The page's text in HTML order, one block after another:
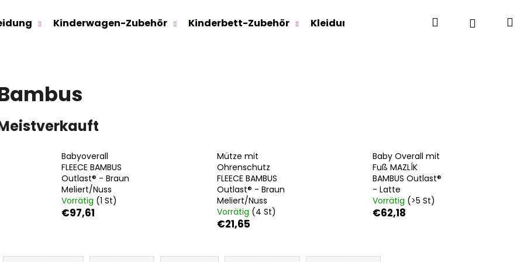
Kinderwagen-Zubehör Kinderbett-Zubehör Kleidung für Jugendliche Für
SuchenLogin
Babyoverall
FLEECE BAMBUS
Outlast® - Braun
Meliert/Nuss
Vorrätig (1 St)
€97,61
Mütze mit
Ohrenschutz
FLEECE BAMBUS
Outlast® - Braun
Meliert/Nuss
Vorrätig (4 St)
€21,65
Baby Overall mit
Fuß MAZLÍK
BAMBUS Outlast®
- Latte
Vorrätig (>5 St)
€62,18
P
Wir empfehlen
SWEATHOSE - DENIM LÖWE
KINDERSITZUNTERLAGE OUTLAST® -